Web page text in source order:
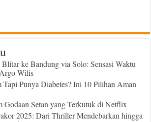
ke Bandung via Solo: Sensasi Waktu
Wilis
Punya Diabetes? Ini 10 Pilihan Aman
Godaan Setan yang Terkutuk di Netflix
2025: Dari Thriller Mendebarkan hingga